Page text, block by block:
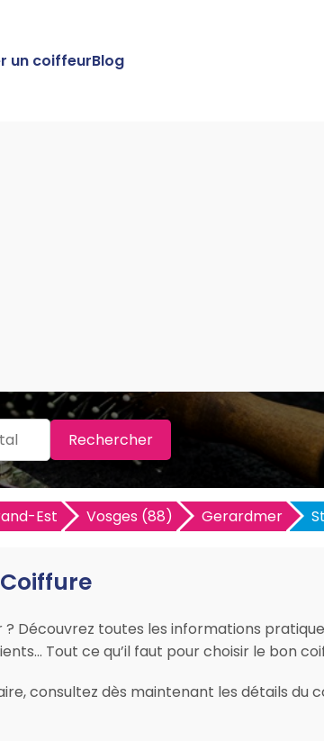
un coiffeurBlog
Rechercher
Est Vosges (88) Gerardmer
Découvrez toutes les informations
Tout ce qu’il faut pour choisir le bon
consultez dès maintenant les détails du